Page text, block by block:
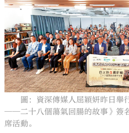
大公文匯
圖：資深傳媒人屈穎妍昨日舉
──二十八個蕩氣回腸的故事》簽
席活動。